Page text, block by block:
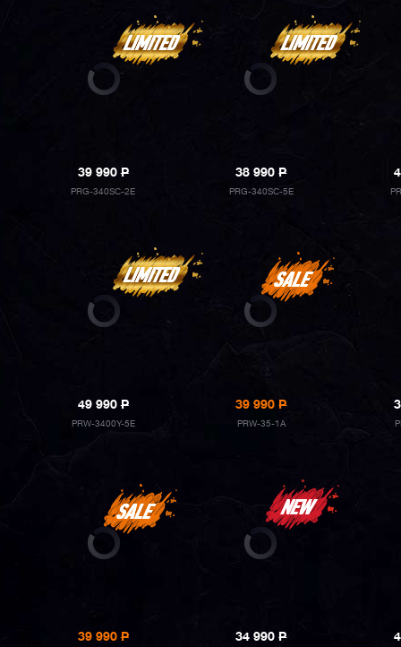
39 990P
PRG-340SC-2E
38 990P
PRG-340SC-5E
49 990P
PRW-3400Y-5E
39 990P
PRW-35-1A
39 990P 34 990P